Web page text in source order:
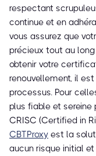
respectant
continue et en
vous assurez que
précieux tout au
obtenir votre
renouvellement, il
processus. Pour
plus fiable et
CRISC (Certified in
CBTProxy est la
aucun risque initial